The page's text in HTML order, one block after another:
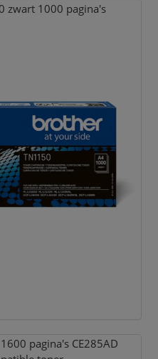
zwart 1000 pagina's
pagina's CE285AD